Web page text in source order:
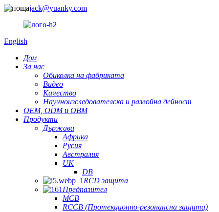
jack@yuanky.com
English
Дом
За нас
Обиколка на фабриката
Видео
Качество
Научноизследователска и развойна дейност
OEM, ODM и OBM
Продукти
Държава
Африка
Русия
Австралия
UK
DB
RCD защита
Предпазител
MCB
RCCB (Протекционно-резонансна защита)